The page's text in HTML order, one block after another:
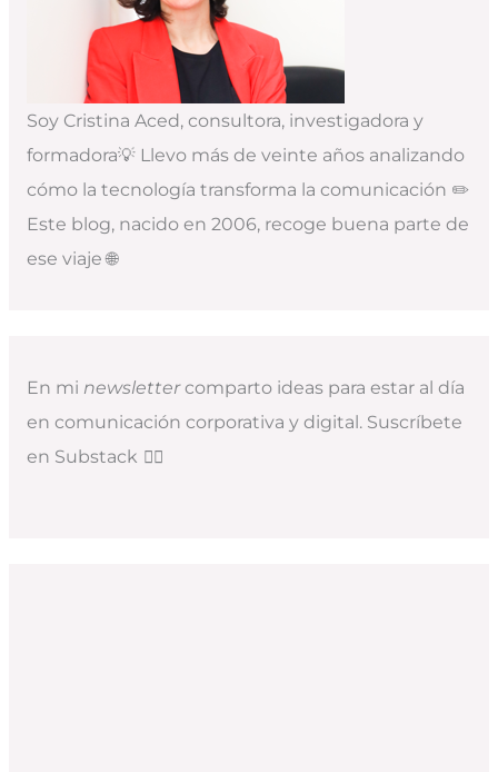
Soy Cristina Aced, consultora, investigadora y
formadora💡 Llevo más de veinte años analizando
cómo la tecnología transforma la comunicación ✏️
Este blog, nacido en 2006, recoge buena parte de
ese viaje 🌐
En mi newslettercomparto ideas para estar al día
en comunicación corporativa y digital. Suscríbete
en Substack 👇🏻